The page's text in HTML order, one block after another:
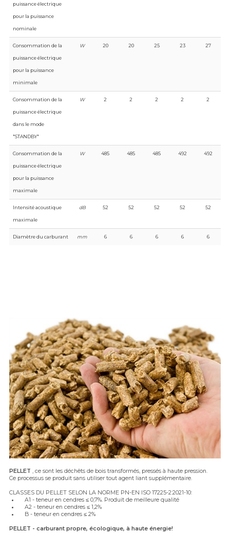
puissance électrique
pour la puissance
nominale
Consommation de la
puissance électrique
pour la puissance
minimale
W 20 20 25 23 27
Consommation de la
puissance électrique
dans le mode
"STANDBY"
W 2 2 2 2 2
Consommation de la
puissance électrique
pour la puissance
maximale
W 485 485 485 492 492
Intensité acoustique
maximale
dB 52 52 52 52 52
Diamètre du carburant mm 6 6 6 6 6
PELLET , ce sont les déchêts de bois transformés, pressés à haute pression.
Ce processus se produit sans utiliser tout agent liant supplémentaire.
CLASSES DU PELLET SELON LA NORME PN-EN ISO 17225-2:2021-10:
A1 - teneur en cendres ≤ 0,7%. Produit de meilleure qualité
A2 - teneur en cendres ≤ 1,2%
B - teneur en cendres ≤ 2%
PELLET - carburant propre, écologique, à haute énergie!